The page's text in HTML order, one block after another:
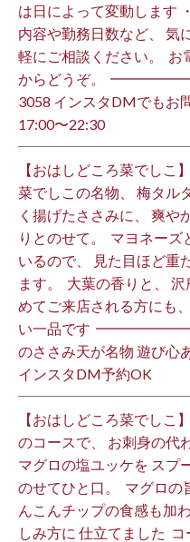
は日によって変動します
内容や勤務日数など、 気
軽にご相談ください。
からどうぞ。
3058 インスタDMでもお
17:00〜22:30 ⁡
【おはしどころ菜でしこ
菜でしこの名物、 梅タル
く揚げたささみに、 爽や
りとのせて。 ⁡ マヨネー
いるので、 見た目ほど重
ます。 ⁡ 大葉の香りと、
めてご来店される方にも
い一品です️
のささみ天が名物 遊び心
インスタDM予約OK ⁡
【おはしどころ菜でしこ
のコースで、 お刺身の代
マグロの塩ユッケを スプ
のせてひと口。 ⁡ マグロの
んこんチップの食感も加
しみ方に 仕立てました️